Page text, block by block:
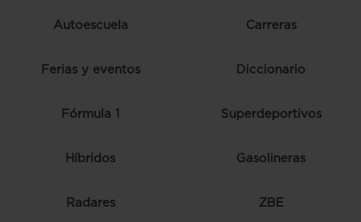
Autoescuela Carreras
Ferias y eventos Diccionario
Fórmula 1 Superdeportivos
Híbridos Gasolineras
Radares ZBE